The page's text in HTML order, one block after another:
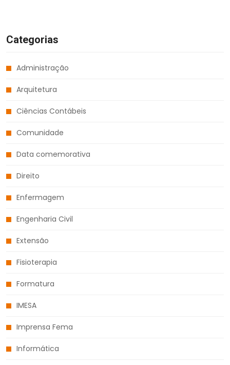
Categorias
Administração
Arquitetura
Ciências Contábeis
Comunidade
Data comemorativa
Direito
Enfermagem
Engenharia Civil
Extensão
Fisioterapia
Formatura
IMESA
Imprensa Fema
Informática